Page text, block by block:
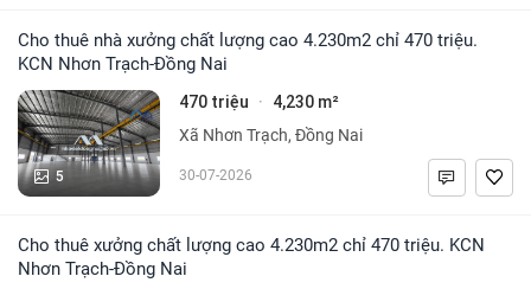
Cho thuê nhà xưởng chất lượng cao 4.230m2 chỉ 470 triệu.
KCN Nhơn Trạch-Đồng Nai
5
470 triệu · 4,230 m²
Xã Nhơn Trạch, Đồng Nai
30-07-2026
Cho thuê xưởng chất lượng cao 4.230m2 chỉ 470 triệu. KCN
Nhơn Trạch-Đồng Nai